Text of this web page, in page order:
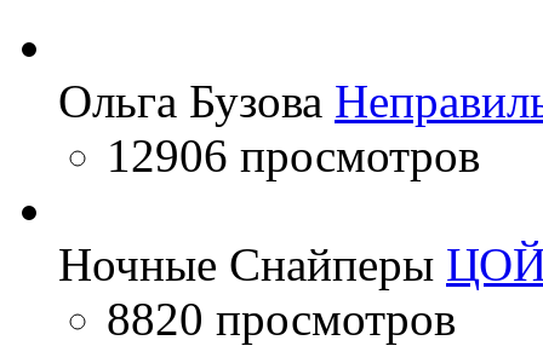
Ольга Бузова
12906 просмотров
Ночные Снайперы
8820 просмотров